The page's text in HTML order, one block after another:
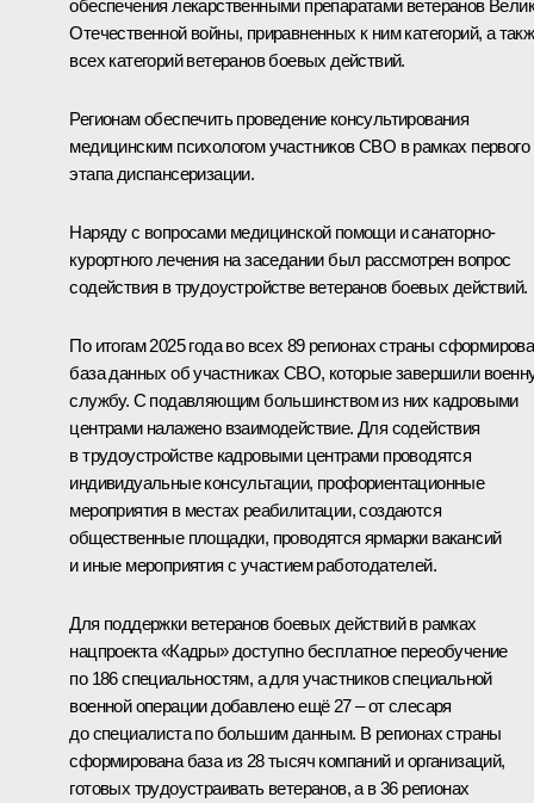
обеспечения лекарственными препаратами ветеранов
Отечественной войны, приравненных к ним категорий, а
всех категорий ветеранов боевых действий.
Регионам обеспечить проведение консультирования
медицинским психологом участников СВО в рамках первого
этапа диспансеризации.
Наряду с вопросами медицинской помощи и санаторно-
курортного лечения на заседании был рассмотрен вопрос
содействия в трудоустройстве ветеранов боевых действий.
По итогам 2025 года во всех 89 регионах страны
база данных об участниках СВО, которые завершили
службу. С подавляющим большинством из них кадровыми
центрами налажено взаимодействие. Для содействия
в трудоустройстве кадровыми центрами проводятся
индивидуальные консультации, профориентационные
мероприятия в местах реабилитации, создаются
общественные площадки, проводятся ярмарки вакансий
и иные мероприятия с участием работодателей.
Для поддержки ветеранов боевых действий в рамках
нацпроекта «Кадры» доступно бесплатное переобучение
по 186 специальностям, а для участников специальной
военной операции добавлено ещё 27 – от слесаря
до специалиста по большим данным. В регионах страны
сформирована база из 28 тысяч компаний и организаций,
готовых трудоустраивать ветеранов, а в 36 регионах